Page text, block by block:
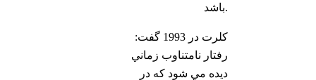
باشد.
کلرت در 1993 گفت:
رفتار نامتناوب زماني
دیده مي شود كه در